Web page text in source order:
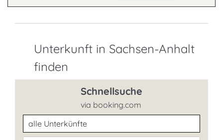
Unterkunft in Sachsen-Anhalt
finden
Schnellsuche
via booking.com
Unterkunftsart